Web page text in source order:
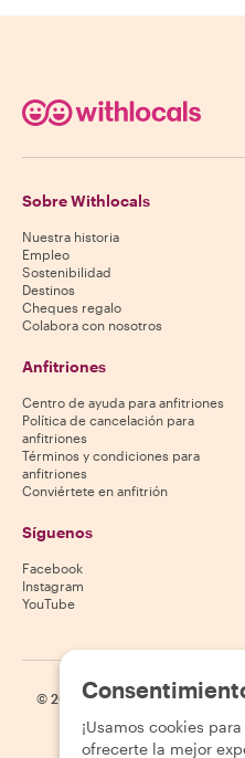
Sobre Withlocals
Nuestra historia
Empleo
Sostenibilidad
Destinos
Cheques regalo
Colabora con nosotros
Anfitriones
Centro de ayuda para anfitriones
Política de cancelación para
anfitriones
Términos y condiciones para
anfitriones
Conviértete en anfitrión
Síguenos
Facebook
Instagram
YouTube
© 2026 Withlocals.com | Política
¡Usamos cookies
ofrecerte la mejor